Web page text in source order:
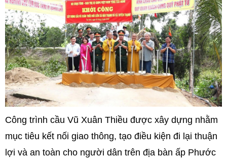
Công trình cầu Vũ Xuân Thiều được xây dựng nhằm
mục tiêu kết nối giao thông, tạo điều kiện đi lại thuận
lợi và an toàn cho người dân trên địa bàn ấp Phước